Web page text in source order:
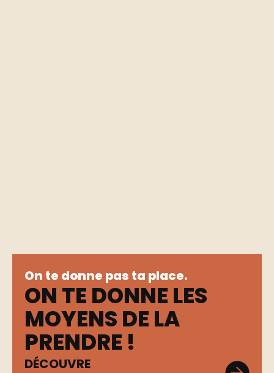
On te donne pas ta place.
ON TE DONNE LES
MOYENS DE LA
PRENDRE !
DÉCOUVRE